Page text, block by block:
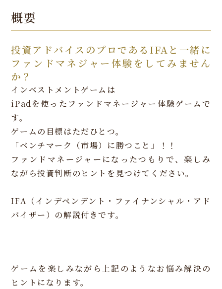
概要
投資アドバイスのプロであるIFAと一緒に
ファンドマネジャー体験をしてみません
か？
インベストメントゲームは
iPadを使ったファンドマネージャー体験ゲームで
す。
ゲームの目標はただひとつ。
「ベンチマーク（市場）に勝つこと」！！
ファンドマネージャーになったつもりで、楽しみ
ながら投資判断のヒントを見つけてください。
IFA（インデペンデント・ファイナンシャル・アド
バイザー）の解説付きです。
ゲームを楽しみながら上記のようなお悩み解決の
ヒントになります。